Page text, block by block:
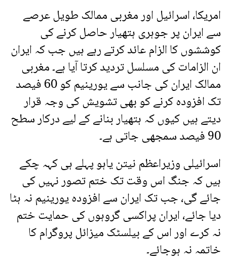
امریکا، اسرائیل اور مغربی ممالک طویل عرصے
سے ایران پر جوہری ہتھیار حاصل کرنے کی
کوششوں کا الزام عائد کرتے رہے ہیں جب کہ ایران
ان الزامات کی مسلسل تردید کرتا آیا ہے۔ مغربی
ممالک ایران کی جانب سے یورینیم کو 60 فیصد
تک افزودہ کرنے کو بھی تشویش کی وجہ قرار
دیتے ہیں کیوں کہ ہتھیار بنانے کے لیے درکار سطح
90 فیصد سمجھی جاتی ہے۔
اسرائیلی وزیراعظم نیتن یاہو پہلے ہی کہہ چکے
ہیں کہ جنگ اس وقت تک ختم تصور نہیں کی
جائے گی، جب تک ایران سے افزودہ یورینیم نہ ہٹا
دیا جائے، ایران پراکسی گروہوں کی حمایت ختم
نہ کرے اور اس کے بیلسٹک میزائل پروگرام کا
خاتمہ نہ ہوجائے۔